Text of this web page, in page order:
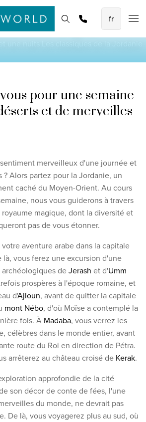
vacances en avion
Resort Curaçao
Resort Mauritius
vacances en avion
uniques
du Yucatan
Sri Lanka
nos thèmes
offres
Mauritius
promotions
Destinations Thèmes Promotions
Demander une
Privé/Fly &
pour une semaine
et de merveilles
merveilleux d'une journée et
Alors partez pour la Jordanie, un
caché du Moyen-Orient. Au cours
nous vous guiderons à travers
magique, dont la diversité et
pas de vous étonner.
aventure arabe dans la capitale
là, vous ferez une excursion d'une
deJerash et d'Umm
prospères à l'époque romaine, et
d'Ajloun, avant de quitter la capitale
mont Nébo, d'où Moïse a contemplé la
fois. À Madaba, vous verrez les
célèbres dans le monde entier, avant
route du Roi en direction de Pétra.
arrêterez au château croisé de Kerak.
approfondie de la cité
son décor de conte de fées, l'une
du monde, ne devrait pas
De là, vous voyagerez plus au sud, où